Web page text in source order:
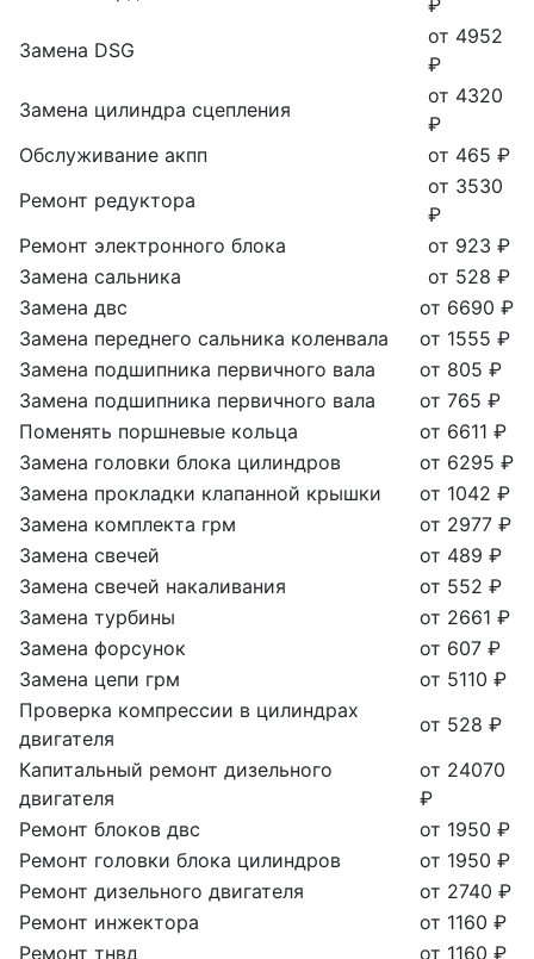
Замена DSG
от 4952
₽
Замена цилиндра сцепления
от 4320
₽
Обслуживание акпп
от 465 ₽
Ремонт редуктора
от 3530
₽
Ремонт электронного блока
от 923 ₽
Замена сальника
от 528 ₽
Замена двс
от 6690 ₽
Замена переднего сальника коленвала
от 1555 ₽
Замена подшипника первичного вала
от 805 ₽
Замена подшипника первичного вала
от 765 ₽
Поменять поршневые кольца
от 6611 ₽
Замена головки блока цилиндров
от 6295 ₽
Замена прокладки клапанной крышки
от 1042 ₽
Замена комплекта грм
от 2977 ₽
Замена свечей
от 489 ₽
Замена свечей накаливания
от 552 ₽
Замена турбины
от 2661 ₽
Замена форсунок
от 607 ₽
Замена цепи грм
от 5110 ₽
Проверка компрессии в цилиндрах
двигателя
от 528 ₽
Капитальный ремонт дизельного
двигателя
от 24070
₽
Ремонт блоков двс
от 1950 ₽
Ремонт головки блока цилиндров
от 1950 ₽
Ремонт дизельного двигателя
от 2740 ₽
Ремонт инжектора
от 1160 ₽
Ремонт тнвд
от 1160 ₽